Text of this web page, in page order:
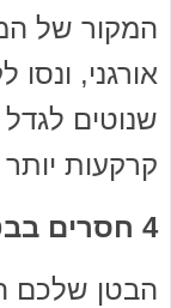
המקור של
אורגני,
שנוטים
קרקעות
4 חסרים בבטן שלכם מיקרובים חיוביים
הבטן שלכם